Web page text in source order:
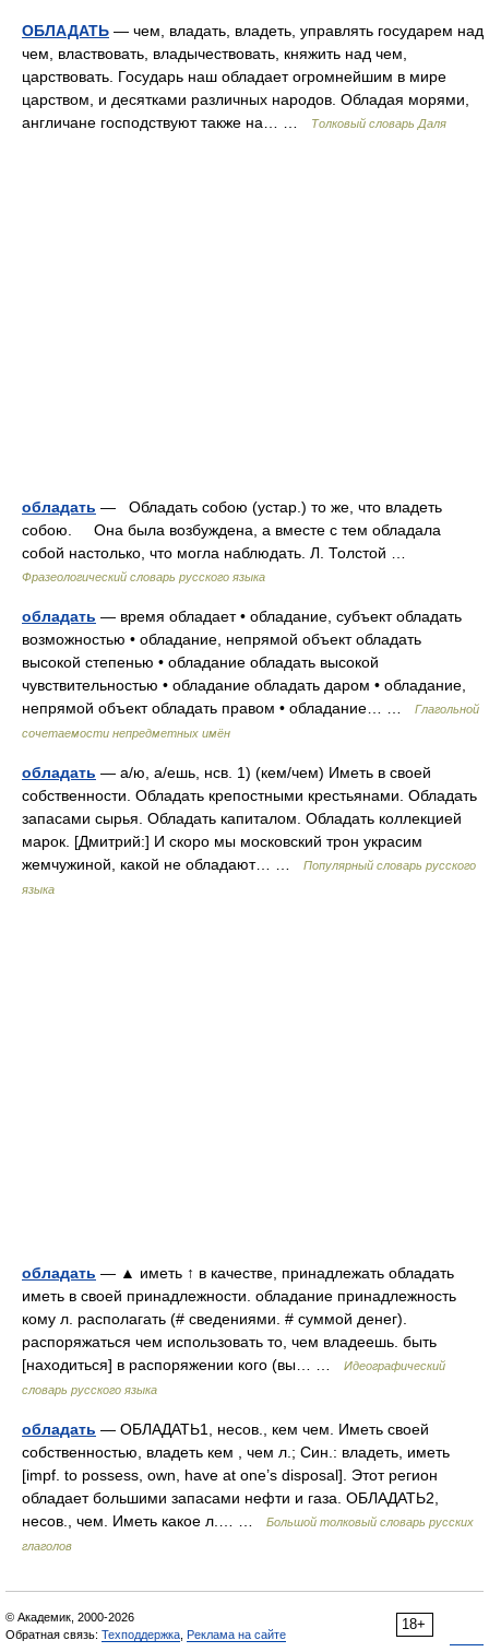
ОБЛАДАТЬ — чем, владать, владеть, управлять государем над
чем, властвовать, владычествовать, княжить над чем,
царствовать. Государь наш обладает огромнейшим в мире
царством, и десятками различных народов. Обладая морями,
англичане господствуют также на… …
Толковый словарь Даля
обладать — Обладать собою (устар.) то же, что владеть
собою. Она была возбуждена, а вместе с тем обладала
собой настолько, что могла наблюдать. Л. Толстой …
Фразеологический словарь русского языка
обладать — время обладает • обладание, субъект обладать
возможностью • обладание, непрямой объект обладать
высокой степенью • обладание обладать высокой
чувствительностью • обладание обладать даром • обладание,
непрямой объект обладать правом • обладание… …
Глагольной
сочетаемости непредметных имён
обладать — а/ю, а/ешь, нсв. 1) (кем/чем) Иметь в своей
собственности. Обладать крепостными крестьянами. Обладать
запасами сырья. Обладать капиталом. Обладать коллекцией
марок. [Дмитрий:] И скоро мы московский трон украсим
жемчужиной, какой не обладают… …
Популярный словарь русского
языка
обладать — ▲ иметь ↑ в качестве, принадлежать обладать
иметь в своей принадлежности. обладание принадлежность
кому л. располагать (# сведениями. # суммой денег).
распоряжаться чем использовать то, чем владеешь. быть
[находиться] в распоряжении кого (вы… …
Идеографический
словарь русского языка
обладать — ОБЛАДАТЬ1, несов., кем чем. Иметь своей
собственностью, владеть кем , чем л.; Син.: владеть, иметь
[impf. to possess, own, have at one’s disposal]. Этот регион
обладает большими запасами нефти и газа. ОБЛАДАТЬ2,
несов., чем. Иметь какое л.… …
Большой толковый словарь русских
глаголов
18+
© Академик, 2000-2026
Обратная связь: Техподдержка Реклама на сайте